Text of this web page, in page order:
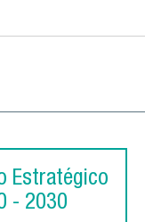
Estratégico
- 2030